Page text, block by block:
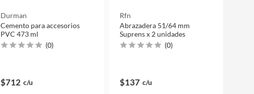
Durman
Cemento para accesorios
PVC 473 ml
(0)
$712 c/u
Rfn
Abrazadera 51/64 mm
Suprens x 2 unidades
(0)
$137 c/u